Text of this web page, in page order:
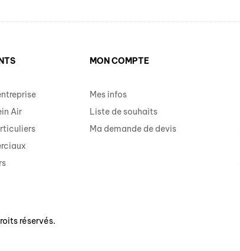
Air
MON COMPTE
Mes infos
Liste de souhaits
Ma demande de devis
réservés.